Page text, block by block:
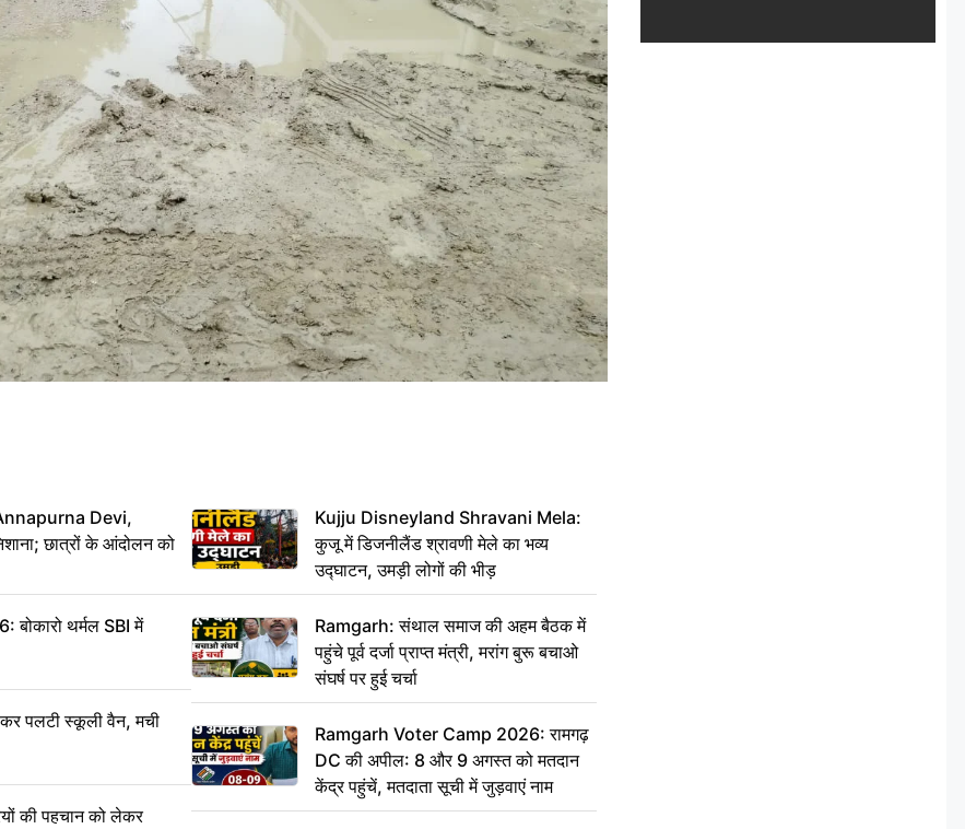
Annapurna Devi,
छात्रों के आंदोलन को
थर्मल SBI में
पलटी स्कूली वैन, मची
की पहचान को लेकर
Kujju Disneyland Shravani Mela:
कुजू में डिजनीलैंड श्रावणी मेले का भव्य
उद्घाटन, उमड़ी लोगों की भीड़
Ramgarh: संथाल समाज की अहम बैठक में
पहुंचे पूर्व दर्जा प्राप्त मंत्री, मरांग बुरू बचाओ
संघर्ष पर हुई चर्चा
Ramgarh Voter Camp 2026: रामगढ़
DC की अपील: 8 और 9 अगस्त को मतदान
केंद्र पहुंचें, मतदाता सूची में जुड़वाएं नाम